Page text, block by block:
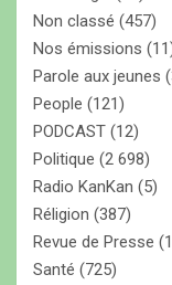
Non classé (457)
Nos émissions
Parole aux jeunes
People (121)
PODCAST (12)
Politique (2 698)
Radio KanKan (5)
Réligion (387)
Revue de Presse
Santé (725)